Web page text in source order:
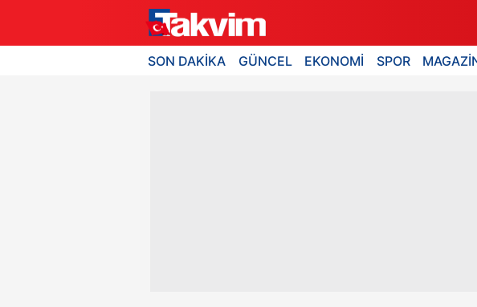
SON DAKİKA GÜNCEL EKONOMİ SPOR